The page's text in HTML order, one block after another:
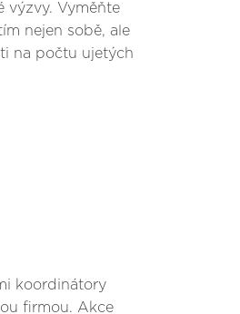
výzvy. Vyměňte
nejen sobě, ale
na počtu ujetých
koordinátory
firmou. Akce